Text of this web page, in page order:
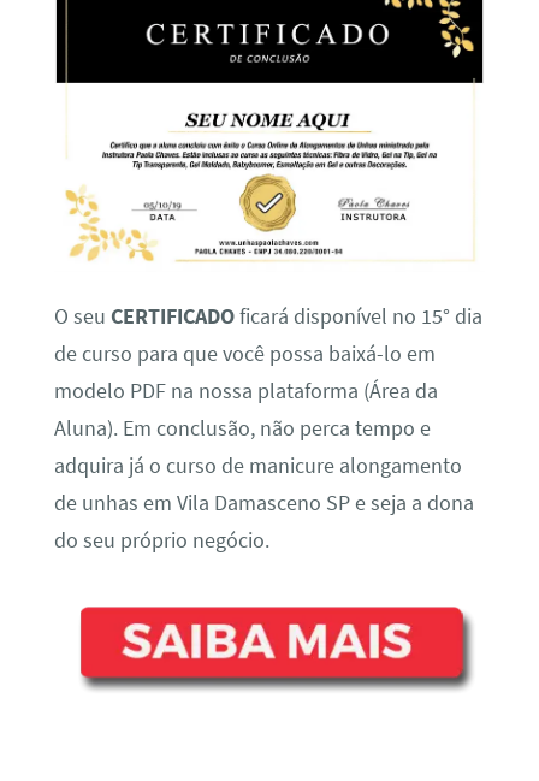
O seu CERTIFICADOficará disponível no 15° dia
de curso para que você possa baixá-lo em
modelo PDF na nossa plataforma (Área da
Aluna). Em conclusão, não perca tempo e
adquira já o curso de manicure alongamento
de unhas em Vila Damasceno SP e seja a dona
do seu próprio negócio.